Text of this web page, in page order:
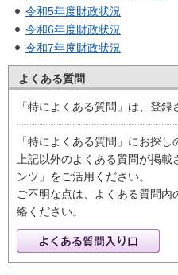
令和5年度財政状況
令和6年度財政状況
令和7年度財政状況
よくある質問
「特によくある質問」は、登録
「特によくある質問」にお探
上記以外のよくある質問が掲
ンツ」をご活用ください。
ご不明な点は、よくある質問
絡ください。